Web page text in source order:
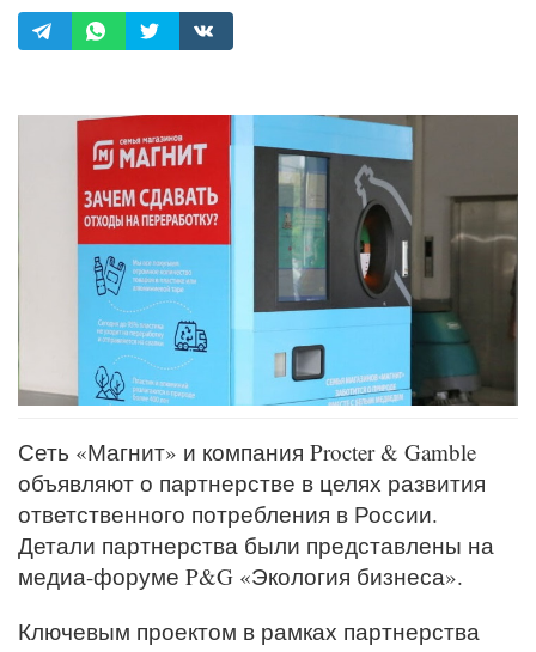
Сеть «Магнит» и компания Procter & Gamble
объявляют о партнерстве в целях развития
ответственного потребления в России.
Детали партнерства были представлены на
медиа-форуме P&G «Экология бизнеса».
Ключевым проектом в рамках партнерства